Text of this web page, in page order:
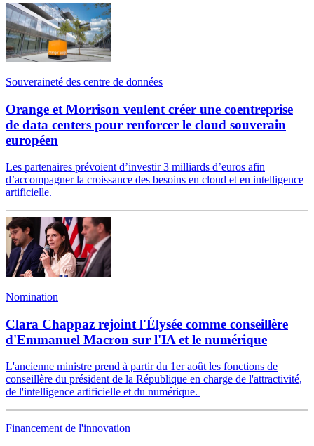
Souveraineté des centre de données
Orange et Morrison veulent créer une coentreprise
de data centers pour renforcer le cloud souverain
européen
Les partenaires prévoient d’investir 3 milliards d’euros afin
d’accompagner la croissance des besoins en cloud et en intelligence
artificielle.
Nomination
Clara Chappaz rejoint l'Élysée comme conseillère
d'Emmanuel Macron sur l'IA et le numérique
L'ancienne ministre prend à partir du 1er août les fonctions de
conseillère du président de la République en charge de l'attractivité,
de l'intelligence artificielle et du numérique.
Financement de l'innovation